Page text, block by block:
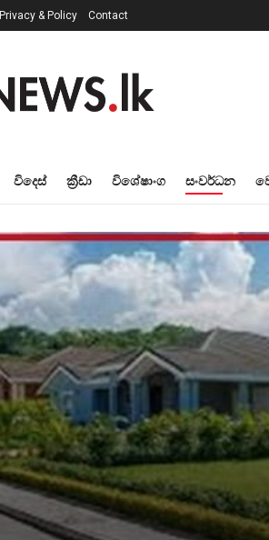
Privacy & Policy Contact
විදෙස් ක්‍රීඩා විශේෂාංග සංවර්ධන